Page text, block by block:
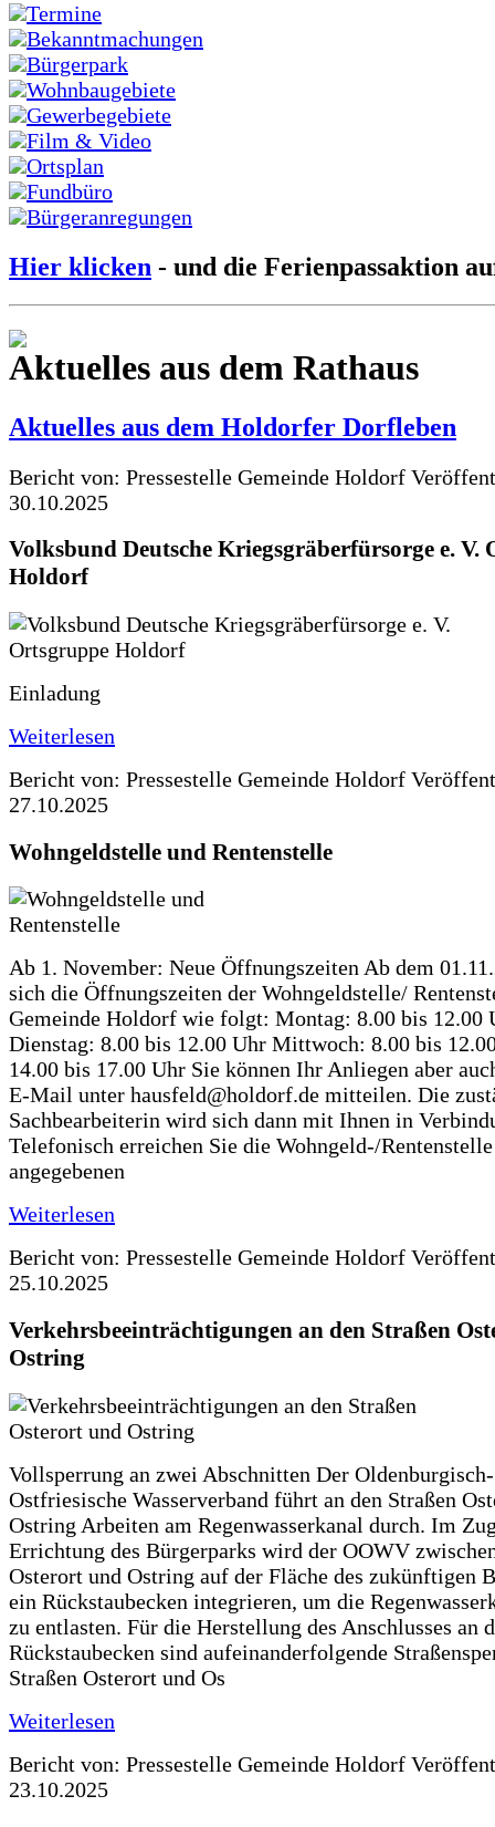
Termine
Bekanntmachungen
Bürgerpark
Wohnbaugebiete
Gewerbegebiete
Film & Video
Ortsplan
Fundbüro
Bürgeranregungen
Hier klicken - und die Ferienpassaktion
Aktuelles aus dem Rathaus
Aktuelles aus dem Holdorfer Dorfleben
Bericht von: Pressestelle Gemeinde Holdorf
30.10.2025
Volksbund Deutsche Kriegsgräberfürsorge e. V.
Holdorf
Einladung
Weiterlesen
Bericht von: Pressestelle Gemeinde Holdorf
27.10.2025
Wohngeldstelle und Rentenstelle
Ab 1. November: Neue Öffnungszeiten Ab dem
sich die Öffnungszeiten der Wohngeldstelle/
Gemeinde Holdorf wie folgt: Montag: 8.00 bis 12.00
Dienstag: 8.00 bis 12.00 Uhr Mittwoch: 8.00 bis
14.00 bis 17.00 Uhr Sie können Ihr Anliegen aber
E-Mail unter hausfeld@holdorf.de mitteilen. Die
Sachbearbeiterin wird sich dann mit Ihnen in
Telefonisch erreichen Sie die Wohngeld-/
angegebenen
Weiterlesen
Bericht von: Pressestelle Gemeinde Holdorf
25.10.2025
Verkehrsbeeinträchtigungen an den Straßen
Ostring
Vollsperrung an zwei Abschnitten Der Oldenburgisch-
Ostfriesische Wasserverband führt an den Straßen
Ostring Arbeiten am Regenwasserkanal durch. Im
Errichtung des Bürgerparks wird der OOWV
Osterort und Ostring auf der Fläche des zukünftigen
ein Rückstaubecken integrieren, um die
zu entlasten. Für die Herstellung des Anschlusses an
Rückstaubecken sind aufeinanderfolgende
Straßen Osterort und Os
Weiterlesen
Bericht von: Pressestelle Gemeinde Holdorf
23.10.2025